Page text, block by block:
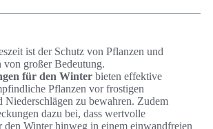
ist der Schutz von Pflanzen und
großer Bedeutung.
für den Winter bieten effektive
Pflanzen vor frostigen
Niederschlägen zu bewahren. Zudem
dazu bei, dass wertvolle
den Winter hinweg in einem einwandfreien